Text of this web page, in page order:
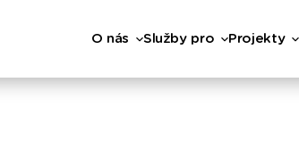
O nás Služby pro Projekty